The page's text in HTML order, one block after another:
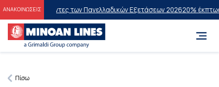
ΑΝΑΚΟΙΝΩΣΕΙΣ
Επιτυχόντες των Πανελλαδικών Εξετάσεων 202620% έκπτωση
Πίσω